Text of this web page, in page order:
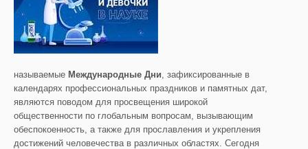
называемые Международные Дни, зафиксированные в
календарях профессиональных праздников и памятных дат,
являются поводом для просвещения широкой
общественности по глобальным вопросам, вызывающим
обеспокоенность, а также для прославления и укрепления
достижений человечества в различных областях. Сегодня